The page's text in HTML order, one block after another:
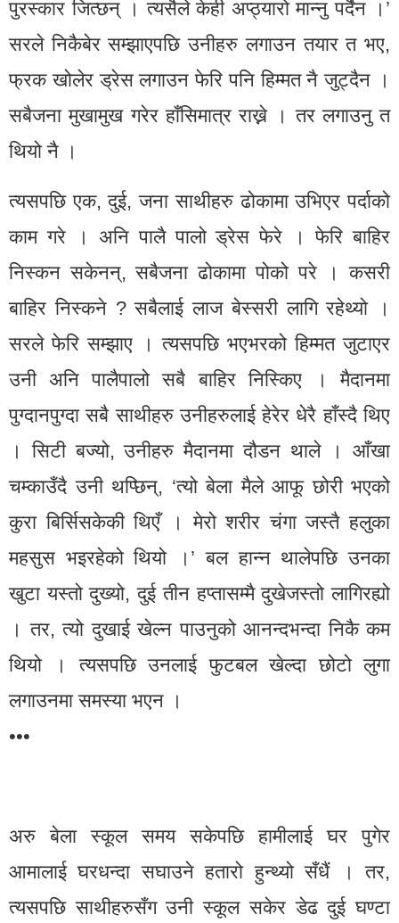
पुरस्कार जित्छन् । त्यसैले केही अप्ठ्यारो मान्नु पर्दैन ।’
सरले निकैबेर सम्झाएपछि उनीहरु लगाउन तयार त भए,
फ्रक खोलेर ड्रेस लगाउन फेरि पनि हिम्मत नै जुट्दैन ।
सबैजना मुखामुख गरेर हाँसिमात्र राख्ने । तर लगाउनु त
थियो नै ।
त्यसपछि एक, दुई, जना साथीहरु ढोकामा उभिएर पर्दाको
काम गरे । अनि पालै पालो ड्रेस फेरे । फेरि बाहिर
निस्कन सकेनन्, सबैजना ढोकामा पोको परे । कसरी
बाहिर निस्कने ? सबैलाई लाज बेस्सरी लागि रहेथ्यो ।
सरले फेरि सम्झाए । त्यसपछि भएभरको हिम्मत जुटाएर
उनी अनि पालैपालो सबै बाहिर निस्किए । मैदानमा
पुग्दानपुग्दा सबै साथीहरु उनीहरुलाई हेरेर धेरै हाँस्दै थिए
। सिटी बज्यो, उनीहरु मैदानमा दौडन थाले । आँखा
चम्काउँदै उनी थप्छिन्, ‘त्यो बेला मैले आफू छोरी भएको
कुरा बिर्सिसकेकी थिएँ । मेरो शरीर चंगा जस्तै हलुका
महसुस भइरहेको थियो ।’ बल हान्न थालेपछि उनका
खुटा यस्तो दुख्यो, दुई तीन हप्तासम्मै दुखेजस्तो लागिरह्यो
। तर, त्यो दुखाई खेल्न पाउनुको आनन्दभन्दा निकै कम
थियो । त्यसपछि उनलाई फुटबल खेल्दा छोटो लुगा
लगाउनमा समस्या भएन ।
•••
अरु बेला स्कूल समय सकेपछि हामीलाई घर पुगेर
आमालाई घरधन्दा सघाउने हतारो हुन्थ्यो सँधैं । तर,
त्यसपछि साथीहरुसँग उनी स्कूल सकेर डेढ दुई घण्टा